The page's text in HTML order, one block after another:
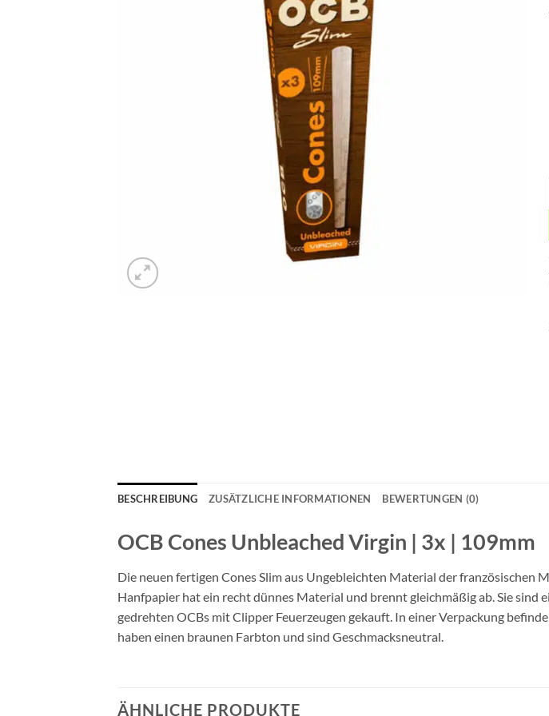
BESCHREIBUNG ZUSÄTZLICHE INFORMATIONEN BEWERTUNGEN (0)
OCB Cones Unbleached Virgin | 3x | 109mm
Die neuen fertigen Cones Slim aus Ungebleichten Material der französischen
Hanfpapier hat ein recht dünnes Material und brennt gleichmäßig ab. Sie
gedrehten OCBs mit Clipper Feuerzeugen gekauft. In einer Verpackung
haben einen braunen Farbton und sind Geschmacksneutral.
ÄHNLICHE PRODUKTE